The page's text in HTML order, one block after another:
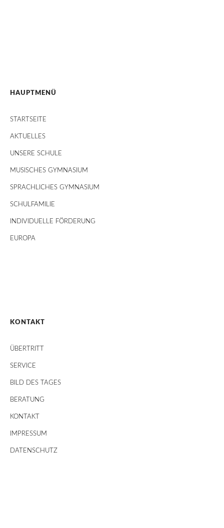
HAUPTMENÜ
STARTSEITE
AKTUELLES
UNSERE SCHULE
MUSISCHES GYMNASIUM
SPRACHLICHES GYMNASIUM
SCHULFAMILIE
INDIVIDUELLE FÖRDERUNG
EUROPA
KONTAKT
ÜBERTRITT
SERVICE
BILD DES TAGES
BERATUNG
KONTAKT
IMPRESSUM
DATENSCHUTZ